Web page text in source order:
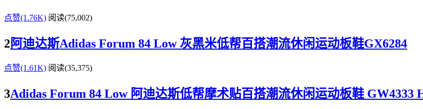
点赞(1.76K) 阅读(75,002)
2阿迪达斯Adidas Forum 84 Low 灰黑米低帮百搭潮流休闲运动板鞋GX6284
点赞(1.61K) 阅读(35,375)
3Adidas Forum 84 Low 阿迪达斯低帮摩术贴百搭潮流休闲运动板鞋 GW4333